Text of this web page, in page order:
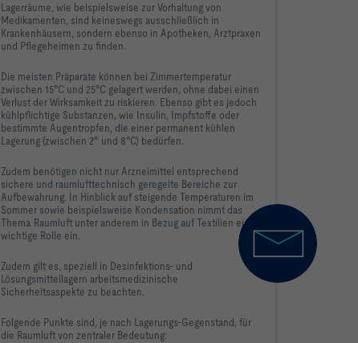
Lagerräume, wie beispielsweise zur Vorhaltung von
Medikamenten, sind keineswegs ausschließlich in
Krankenhäusern, sondern ebenso in Apotheken, Arztpraxen
und Pflegeheimen zu finden.
Die meisten Präparate können bei Zimmertemperatur
zwischen 15°C und 25°C gelagert werden, ohne dabei einen
Verlust der Wirksamkeit zu riskieren. Ebenso gibt es jedoch
kühlpflichtige Substanzen, wie Insulin, Impfstoffe oder
bestimmte Augentropfen, die einer permanent kühlen
Lagerung (zwischen 2° und 8°C) bedürfen.
Zudem benötigen nicht nur Arzneimittel entsprechend
sichere und raumlufttechnisch geregelte Bereiche zur
Aufbewahrung. In Hinblick auf steigende Temperaturen im
Sommer sowie beispielsweise Kondensation nimmt das
Thema Raumluft unter anderem in Bezug auf Textilien eine
wichtige Rolle ein.
Zudem gilt es, speziell in Desinfektions- und
Lösungsmittellagern arbeitsmedizinische
Sicherheitsaspekte zu beachten.
Folgende Punkte sind, je nach Lagerungs-Gegenstand, für
die Raumluft von zentraler Bedeutung: